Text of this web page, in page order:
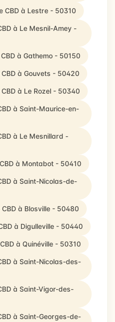
CBD à Lestre - 50310
à Le Mesnil-Amey -
à Gathemo - 50150
à Gouvets - 50420
à Le Rozel - 50340
à Saint-Maurice-en-
à Le Mesnillard -
à Montabot - 50410
à Saint-Nicolas-de-
à Blosville - 50480
à Digulleville - 50440
à Quinéville - 50310
à Saint-Nicolas-des-
à Saint-Vigor-des-
à Saint-Georges-de-